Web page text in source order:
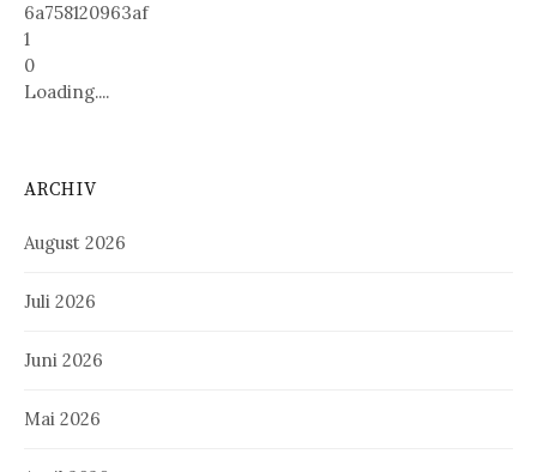
6a758120963af
1
0
Loading....
ARCHIV
August 2026
Juli 2026
Juni 2026
Mai 2026